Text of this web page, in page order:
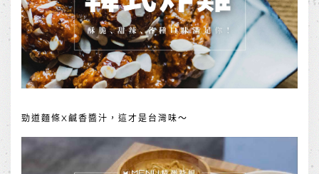
勁道麵條X鹹香醬汁，這才是台灣味～